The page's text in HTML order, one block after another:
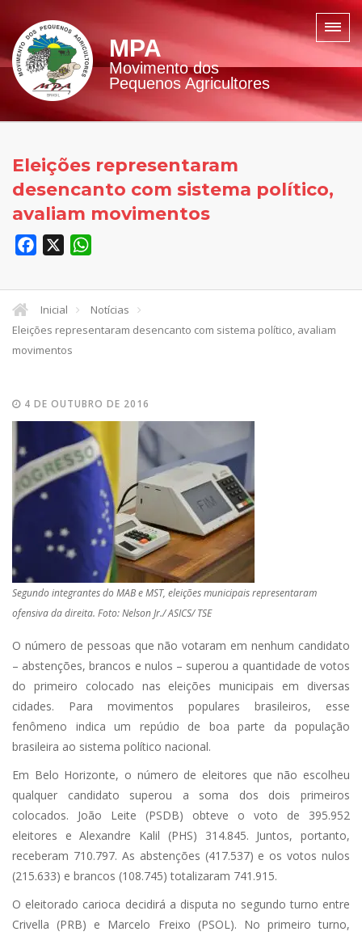
MPA
Movimento dos
Pequenos Agricultores
Eleições representaram
desencanto com sistema político,
avaliam movimentos
Facebook
Inicial
Notícias
Eleições representaram desencanto com sistema político, avaliam
movimentos
4 DE OUTUBRO DE 2016
Segundo integrantes do MAB e MST, eleições municipais representaram
ofensiva da direita. Foto: Nelson Jr./ ASICS/ TSE
O número de pessoas que não votaram em nenhum candidato
– abstenções, brancos e nulos – superou a quantidade de votos
do primeiro colocado nas eleições municipais em diversas
cidades. Para movimentos populares brasileiros, esse
fenômeno indica um repúdio de boa parte da população
brasileira ao sistema político nacional.
Em Belo Horizonte, o número de eleitores que não escolheu
qualquer candidato superou a soma dos dois primeiros
colocados. João Leite (PSDB) obteve o voto de 395.952
eleitores e Alexandre Kalil (PHS) 314.845. Juntos, portanto,
receberam 710.797. As abstenções (417.537) e os votos nulos
(215.633) e brancos (108.745) totalizaram 741.915.
O eleitorado carioca decidirá a disputa no segundo turno entre
Crivella (PRB) e Marcelo Freixo (PSOL). No primeiro turno,